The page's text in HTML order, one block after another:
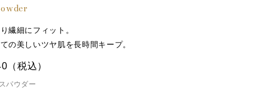
繊細にフィット。
の美しいツヤ肌を長時間キープ。
パウダー
（税込）